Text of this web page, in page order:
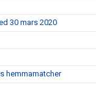
30 mars 2020
hemmamatcher